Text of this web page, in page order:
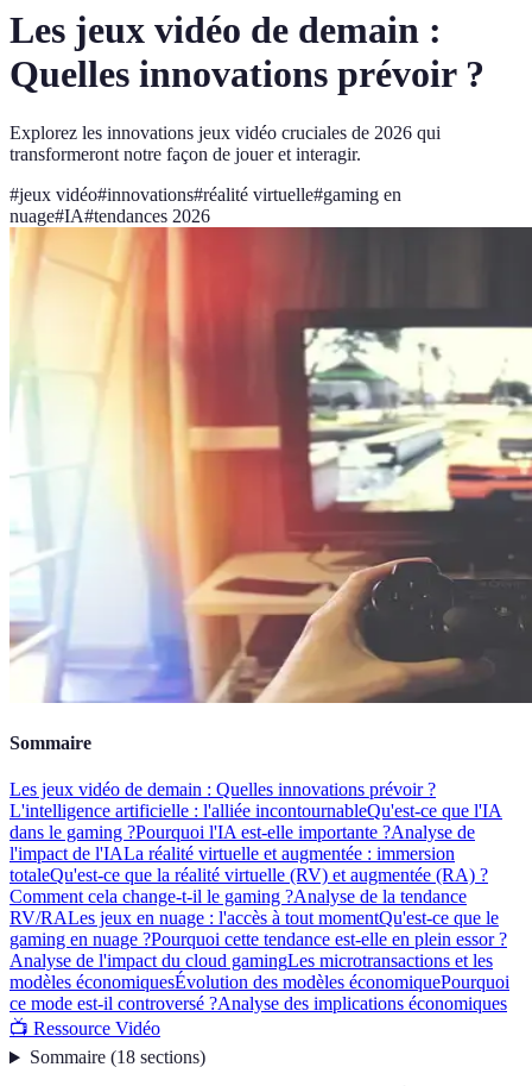
Les jeux vidéo de demain :
Quelles innovations prévoir ?
Explorez les innovations jeux vidéo cruciales de 2026 qui
transformeront notre façon de jouer et interagir.
#jeux vidéo#innovations#réalité virtuelle#gaming en
nuage#IA#tendances 2026
Sommaire
Les jeux vidéo de demain : Quelles innovations prévoir ?
L'intelligence artificielle : l'alliée incontournableQu'est-ce que l'IA
dans le gaming ?Pourquoi l'IA est-elle importante ?Analyse de
l'impact de l'IALa réalité virtuelle et augmentée : immersion
totaleQu'est-ce que la réalité virtuelle (RV) et augmentée (RA) ?
Comment cela change-t-il le gaming ?Analyse de la tendance
RV/RALes jeux en nuage : l'accès à tout momentQu'est-ce que le
gaming en nuage ?Pourquoi cette tendance est-elle en plein essor ?
Analyse de l'impact du cloud gamingLes microtransactions et les
modèles économiquesÉvolution des modèles économiquePourquoi
ce mode est-il controversé ?Analyse des implications économiques
📺 Ressource Vidéo
Sommaire(18 sections)